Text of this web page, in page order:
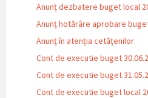
Anunț dezbatere buget local
Anunț hotărâre aprobare
Anunț în atenția cetățenilor
Cont de executie buget
Cont de executie buget
Cont de executie buget local